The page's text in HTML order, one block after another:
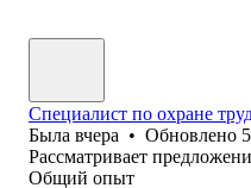
Специалист по охране
Была вчера • Обновлено
Рассматривает
Общий опыт